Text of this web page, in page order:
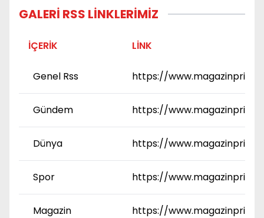
GALERI RSS LINKLERIMIZ
İÇERIK LINK
Genel Rss https://
Gündem https://
Dünya https://
Spor https://
Magazin https://